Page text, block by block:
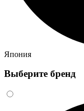
Япония
Выберите бренд